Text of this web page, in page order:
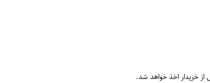
از خریدار اخذ خواهد شد.